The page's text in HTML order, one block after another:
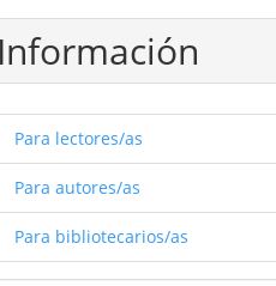
Información
Para lectores/as
Para autores/as
Para bibliotecarios/as